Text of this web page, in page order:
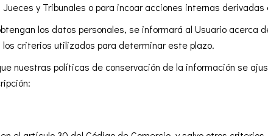
y Tribunales o para incoar acciones internas
los datos personales, se informará al Usuario acerca
los criterios utilizados para determinar este plazo.
nuestras políticas de conservación de la información se